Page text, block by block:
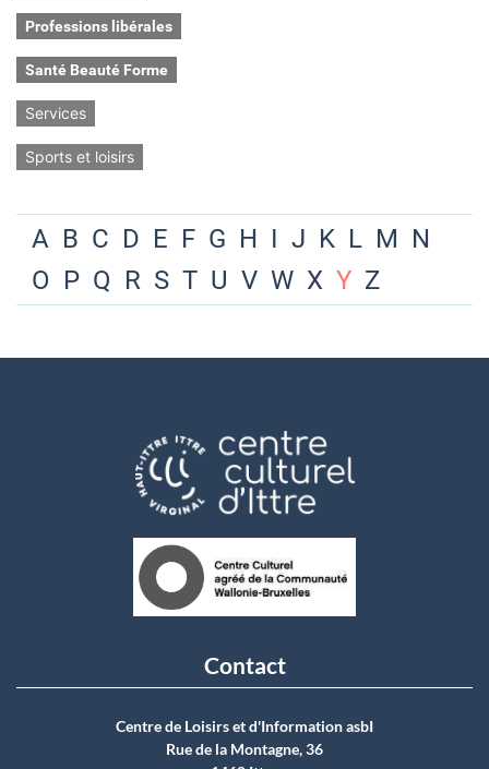
Professions libérales
Santé Beauté Forme
Services
Sports et loisirs
A B C D E F G H I J K L M N
O P Q R S T U V W X Y Z
Contact
Centre de Loisirs et d'Information asbI
Rue de la Montagne, 36